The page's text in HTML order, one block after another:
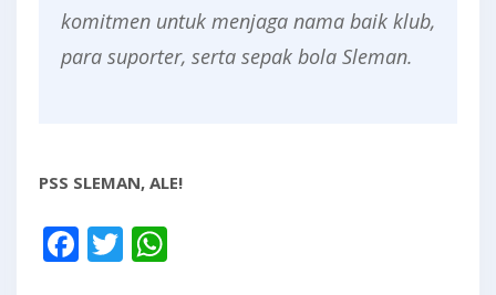
komitmen untuk menjaga nama baik klub,
para suporter, serta sepak bola Sleman.
PSS SLEMAN, ALE!
Facebook
Twitter